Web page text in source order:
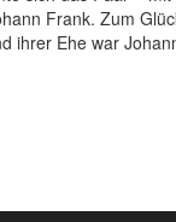
Frank. Zum
ihrer Ehe war